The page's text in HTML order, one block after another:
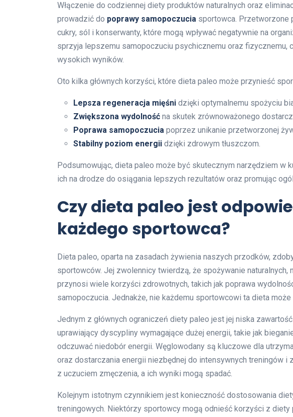
Włączenie do codziennej diety produktów naturalnych oraz
prowadzić do poprawy samopoczucia sportowca. Przetworzone
cukry, sól i konserwanty, które mogą wpływać negatywnie na
sprzyja lepszemu samopoczuciu psychicznemu oraz fizycznemu,
wysokich wyników.
Oto kilka głównych korzyści, które dieta paleo może przynieść
Lepsza regeneracja mięśni dzięki optymalnemu spożyciu
Zwiększona wydolność na skutek zrównoważonego
Poprawa samopoczucia poprzez unikanie przetworzonej
Stabilny poziom energii dzięki zdrowym tłuszczom.
Podsumowując, dieta paleo może być skutecznym narzędziem w
ich na drodze do osiągania lepszych rezultatów oraz promując
Czy dieta paleo jest
każdego sportowca?
Dieta paleo, oparta na zasadach żywienia naszych przodków,
sportowców. Jej zwolennicy twierdzą, że spożywanie
przynosi wiele korzyści zdrowotnych, takich jak poprawa
samopoczucia. Jednakże, nie każdemu sportowcowi ta dieta może
Jednym z głównych ograniczeń diety paleo jest jej niska
uprawiający dyscypliny wymagające dużej energii, takie jak
odczuwać niedobór energii. Węglowodany są kluczowe dla
oraz dostarczania energii niezbędnej do intensywnych treningów i
z uczuciem zmęczenia, a ich wyniki mogą spadać.
Kolejnym istotnym czynnikiem jest konieczność dostosowania
treningowych. Niektórzy sportowcy mogą odnieść korzyści z diety